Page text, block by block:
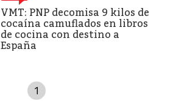
VMT: PNP decomisa 9 kilos de
cocaína camuflados en libros
de cocina con destino a
España
1